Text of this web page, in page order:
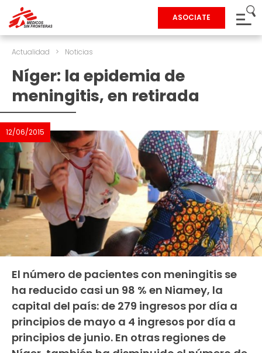
ASOCIATE
Actualidad > Noticias
Níger: la epidemia de
meningitis, en retirada
12/06/2015
El número de pacientes con meningitis se
ha reducido casi un 98 % en Niamey, la
capital del país: de 279 ingresos por día a
principios de mayo a 4 ingresos por día a
principios de junio. En otras regiones de